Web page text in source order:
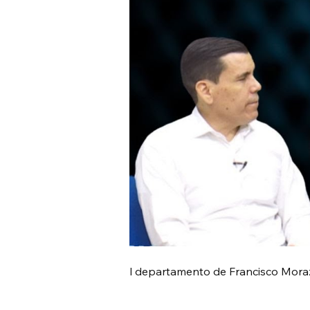
l departamento de Francisco